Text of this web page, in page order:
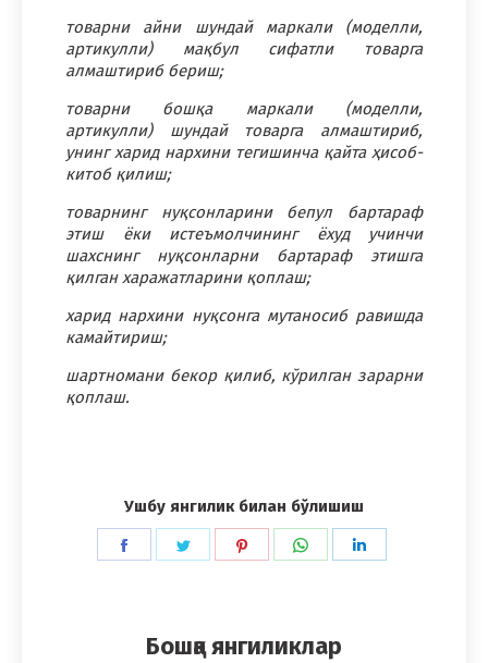
товарни айни шундай маркали (моделли,
артикулли) мақбул сифатли товарга
алмаштириб бериш;
товарни бошқа маркали (моделли,
артикулли) шундай товарга алмаштириб,
унинг харид нархини тегишинча қайта ҳисоб-
китоб қилиш;
товарнинг нуқсонларини бепул бартараф
этиш ёки истеъмолчининг ёхуд учинчи
шахснинг нуқсонларни бартараф этишга
қилган харажатларини қоплаш;
харид нархини нуқсонга мутаносиб равишда
камайтириш;
шартномани бекор қилиб, кўрилган зарарни
қоплаш.
Ушбу янгилик билан бўлишиш
Share
Share
Share
Share
Бошқа янгиликлар